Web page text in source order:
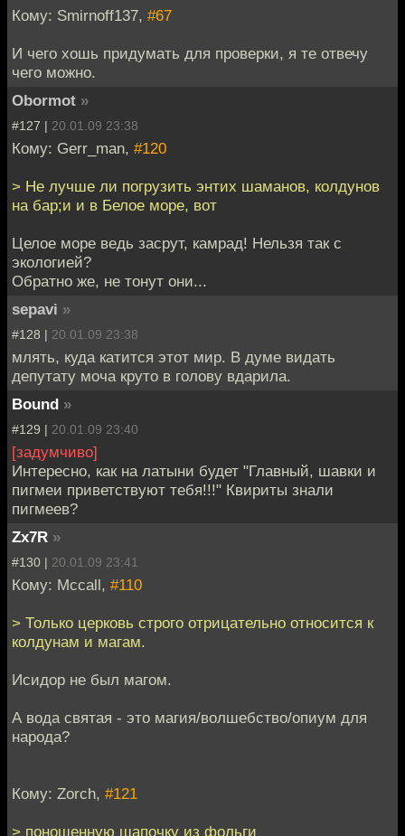
Кому: Smirnoff137, #67
И чего хошь придумать для проверки, я те отвечу
чего можно.
Obormot »
#127 | 20.01.09 23:38
Кому: Gerr_man, #120
> Не лучше ли погрузить энтих шаманов, колдунов
на бар;и и в Белое море, вот
Целое море ведь засрут, камрад! Нельзя так с
экологией?
Обратно же, не тонут они...
sepavi »
#128 | 20.01.09 23:38
млять, куда катится этот мир. В думе видать
депутату моча круто в голову вдарила.
Bound »
#129 | 20.01.09 23:40
[задумчиво]
Интересно, как на латыни будет "Главный, шавки и
пигмеи приветствуют тебя!!!" Квириты знали
пигмеев?
Zx7R »
#130 | 20.01.09 23:41
Кому: Mccall, #110
> Только церковь строго отрицательно относится к
колдунам и магам.
Исидор не был магом.
А вода святая - это магия/волшебство/опиум для
народа?
Кому: Zorch, #121
> поношенную шапочку из фольги